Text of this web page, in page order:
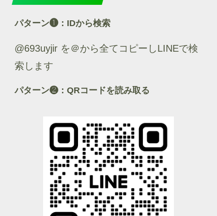
パターン❶：IDから検索
@693uyjir を＠から全てコピーしLINEで検
索します
パターン❷：QRコードを読み取る